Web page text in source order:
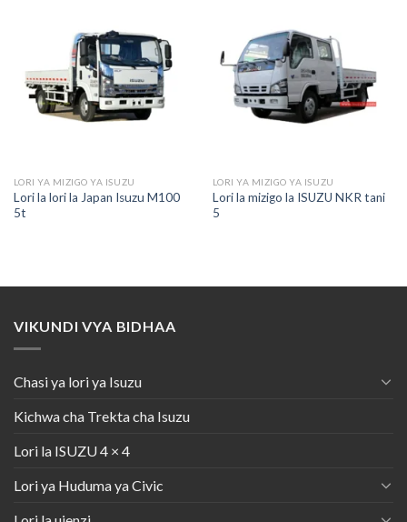
LORI YA MIZIGO YA ISUZU
Lori la lori la Japan Isuzu M100
5t
LORI YA MIZIGO YA ISUZU
Lori la mizigo la ISUZU NKR tani
5
VIKUNDI VYA BIDHAA
Chasi ya lori ya Isuzu
Kichwa cha Trekta cha Isuzu
Lori la ISUZU 4 × 4
Lori ya Huduma ya Civic